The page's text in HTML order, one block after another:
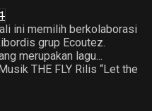
ini memilih berkolaborasi
grup Ecoutez.
merupakan lagu...